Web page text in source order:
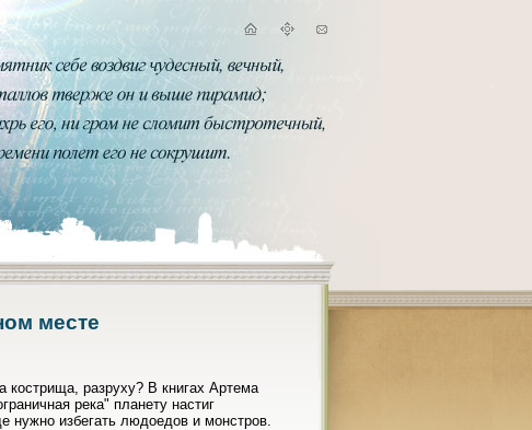
месте
кострища, разруху? В книгах Артема
река" планету настиг
нужно избегать людоедов и монстров.